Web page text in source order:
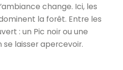
change. Ici, les
la forêt. Entre les
: un Pic noir ou une
laisser apercevoir.